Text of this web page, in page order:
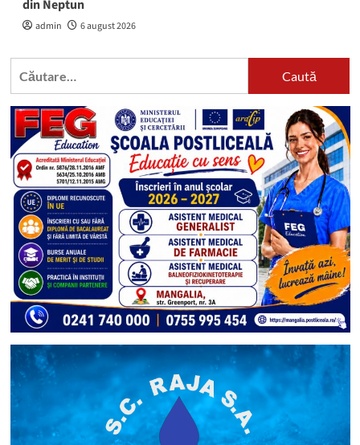
din Neptun
admin 6 august 2026
Caută